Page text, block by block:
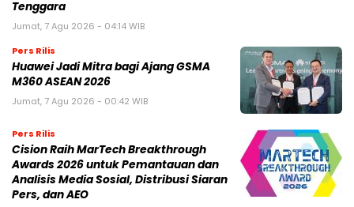
Tenggara
Jumat, 7 Agu 2026 - 04:14 WIB
Pers Rilis
Huawei Jadi Mitra bagi Ajang GSMA
M360 ASEAN 2026
Jumat, 7 Agu 2026 - 00:42 WIB
Pers Rilis
Cision Raih MarTech Breakthrough
Awards 2026 untuk Pemantauan dan
Analisis Media Sosial, Distribusi Siaran
Pers, dan AEO